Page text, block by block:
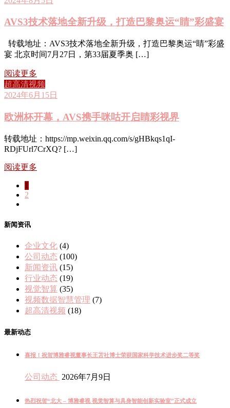
AVS3技术落地全新升级，打造巴黎奥运“睛”彩盛宴
转载地址：AVS3技术落地全新升级，打造巴黎奥运“睛”彩盛
宴 北京时间7月27日，第33届夏季奥 […]
阅读更多
超高清视频
2024年6月15日
欧洲杯开幕，AVS携手咪咕开启睛彩视界
转载地址：https://mp.weixin.qq.com/s/gHBkqs1qI-
RDjFUrl7CrXQ? […]
阅读更多
1
2
新闻资讯
企业文化 (4)
公司动态 (100)
新闻资讯 (15)
行业动态 (19)
视觉智算 (35)
视频数据智慧管理 (7)
超高清视频 (18)
最新动态
喜报！祝贺博雅睿视董事长王苫社博士荣获国家科学技术进步奖二等奖
公司动态 2026年7月9日
热烈祝贺“北大 – 博雅睿视 视觉智算与具身智能创新实验室”正式成立